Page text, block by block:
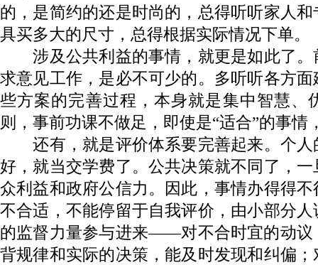
的，是简约的还是时尚的，总得听听家人
具买多大的尺寸，总得根据实际情况下单。
涉及公共利益的事情，就更是如此了。
求意见工作，是必不可少的。多听听各方
些方案的完善过程，本身就是集中智慧、
则，事前功课不做足，即使是“适合”的事情
还有，就是评价体系要完善起来。个人
好，就当交学费了。公共决策就不同了，
众利益和政府公信力。因此，事情办得得
不合适，不能停留于自我评价，由小部分
的监督力量参与进来——对不合时宜的动议
背规律和实际的决策，能及时发现和纠偏